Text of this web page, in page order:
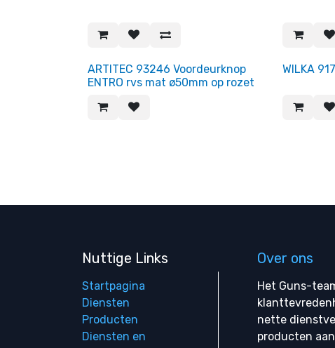
ARTITEC 93246 Voordeurknop
ENTRO rvs mat ø50mm op rozet
WILKA
Nuttige Links
Startpagina
Diensten
Producten
Diensten en
Over ons
Het Guns-
nette
producten